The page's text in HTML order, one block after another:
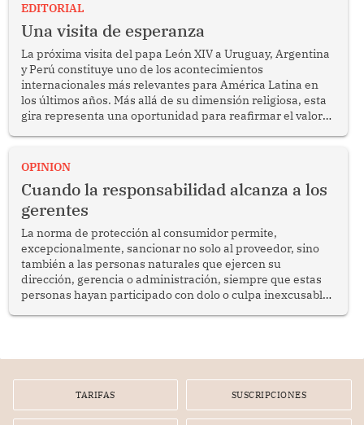
EDITORIAL
Una visita de esperanza
La próxima visita del papa León XIV a Uruguay, Argentina
y Perú constituye uno de los acontecimientos
internacionales más relevantes para América Latina en
los últimos años. Más allá de su dimensión religiosa, esta
gira representa una oportunidad para reafirmar el valor
enfrenta desafíos en materia de desarrollo, cohesión
OPINION
Cuando la responsabilidad alcanza a los
gerentes
La norma de protección al consumidor permite,
excepcionalmente, sancionar no solo al proveedor, sino
también a las personas naturales que ejercen su
dirección, gerencia o administración, siempre que estas
personas hayan participado con dolo o culpa inexcusable
por la frustrada realización de un meet and greet con
TARIFAS SUSCRIPCIONES